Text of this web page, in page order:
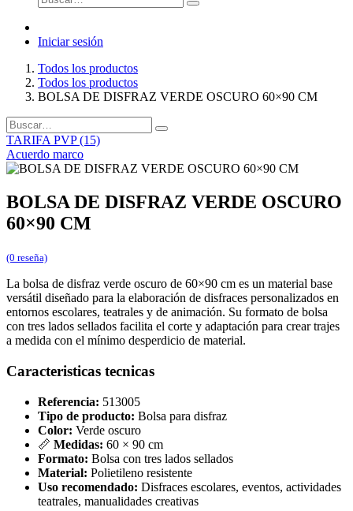
Iniciar sesión
Todos los productos
Todos los productos
BOLSA DE DISFRAZ VERDE OSCURO 60×90 CM
TARIFA PVP (15)
Acuerdo marco
BOLSA DE DISFRAZ VERDE OSCURO
60×90 CM
(0 reseña)
La bolsa de disfraz verde oscuro de 60×90 cm es un material base
versátil diseñado para la elaboración de disfraces personalizados en
entornos escolares, teatrales y de animación. Su formato de bolsa
con tres lados sellados facilita el corte y adaptación para crear trajes
a medida con el mínimo desperdicio de material.
Caracteristicas tecnicas
Referencia: 513005
Tipo de producto: Bolsa para disfraz
Color: Verde oscuro
📏 Medidas: 60 × 90 cm
Formato: Bolsa con tres lados sellados
Material: Polietileno resistente
Uso recomendado: Disfraces escolares, eventos, actividades
teatrales, manualidades creativas